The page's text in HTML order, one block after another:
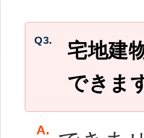
Q3.
宅地建
できま